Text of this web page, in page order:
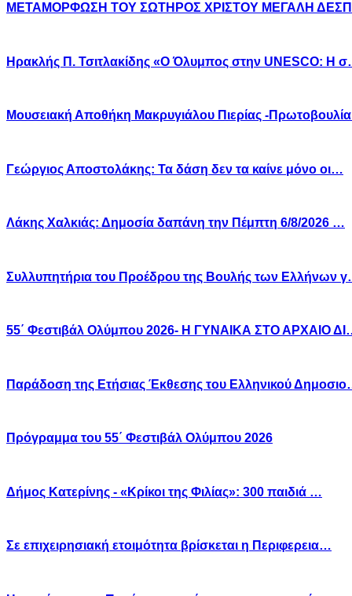
ΜΕΤΑΜΟΡΦΩΣΗ ΤΟΥ ΣΩΤΗΡΟΣ ΧΡΙΣΤΟΥ ΜΕΓΑΛΗ
Ηρακλής Π. Τσιτλακίδης «Ο Όλυμπος στην UNESCO: Η
Μουσειακή Αποθήκη Μακρυγιάλου Πιερίας -
Γεώργιος Αποστολάκης: Τα δάση δεν τα καίνε μόνο οι…
Λάκης Χαλκιάς: Δημοσία δαπάνη την Πέμπτη 6/8/2026 …
Συλλυπητήρια του Προέδρου της Βουλής των Ελλήνων
55΄ Φεστιβάλ Ολύμπου 2026- Η ΓΥΝΑΙΚΑ ΣΤΟ ΑΡΧΑΙΟ
Παράδοση της Ετήσιας Έκθεσης του Ελληνικού
Πρόγραμμα του 55΄ Φεστιβάλ Ολύμπου 2026
Δήμος Κατερίνης - «Κρίκοι της Φιλίας»: 300 παιδιά …
Σε επιχειρησιακή ετοιμότητα βρίσκεται η Περιφερεια…